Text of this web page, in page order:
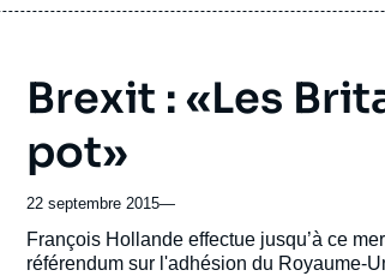
Brexit : «Les
pot»
22 septembre 2015—
Accroche
François Hollande effectue jusqu’à ce
référendum sur l'adhésion du Royaume-